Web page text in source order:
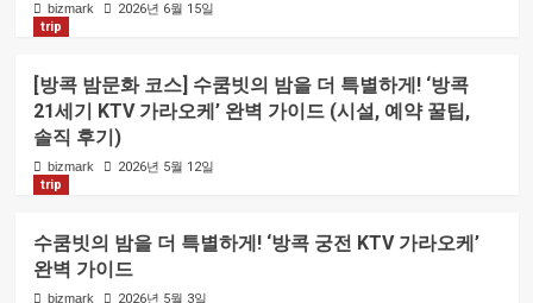
bizmark
2026년 6월 15일
trip
[방콕 밤문화 코스] 수쿰빗의 밤을 더 특별하게! ‘방콕
21세기 KTV 가라오케’ 완벽 가이드 (시설, 예약 꿀팁,
솔직 후기)
bizmark
2026년 5월 12일
trip
수쿰빗의 밤을 더 특별하게! ‘방콕 궁전 KTV 가라오케’
완벽 가이드
bizmark 2026년 5월 3일